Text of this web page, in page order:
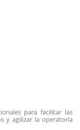
para facilitar las
y agilizar la operatoria